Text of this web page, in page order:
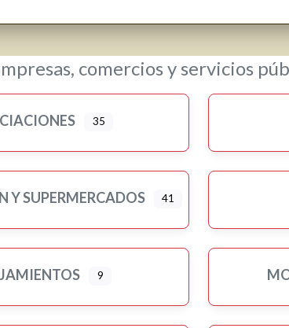
comercios y servicios
35
Y SUPERMERCADOS 41
9